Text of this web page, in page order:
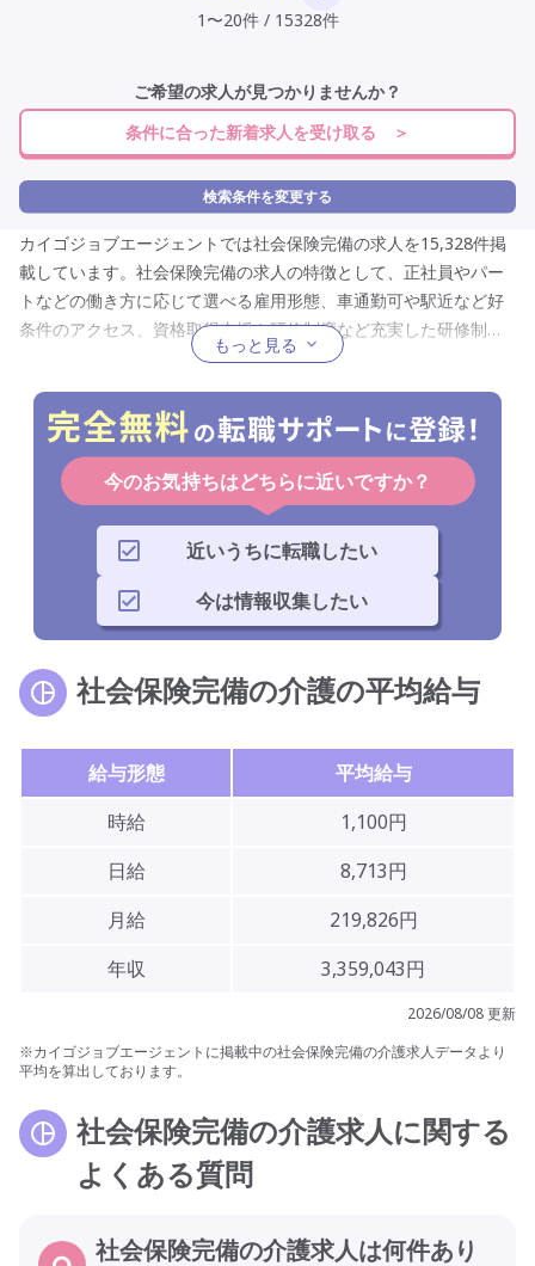
1 〜20件 / 15328件
ご希望の求人が見つかりませんか？
条件に合った新着求人を受け取る ＞
検索条件を変更する
カイゴジョブエージェントでは社会保険完備の求人を15,328件掲
載しています。社会保険完備の求人の特徴として、正社員やパー
トなどの働き方に応じて選べる雇用形態、車通勤可や駅近など好
条件のアクセス、資格取得支援や研修制度など充実した研修制
度、介護福祉士や初任者研修などの所有者を対象にした資格を限
定したもの、介護職員や看護助手など幅広く選べる職種、訪問介
護や放課後等デイサービスなど幅広く選べるサービス形態、身体
介護なしや身体介護なしなど幅広い仕事内容、夜勤専従や日勤の
みなどから選べる勤務時間、土日祝休みや夏季休暇など充実した
休日、未経験歓迎や定年なしなど誰もが応募しやすい応募要件、
条件や非常勤などの働き方に合わせた就業形態が挙げられるの
で、社会保険完備している仕事への転職を考えている人は必見で
もっと見る
今のお気持ちはどちらに近いですか？
近いうちに転職したい
今は情報収集したい
社会保険完備の介護の平均給与
給与形態
平均給与
時給
1,100円
日給
8,713円
月給
219,826円
年収
3,359,043円
2026/08/08 更新
※カイゴジョブエージェントに掲載中の社会保険完備の介護求人データより
平均を算出しております。
社会保険完備の介護求人に関する
よくある質問
社会保険完備の介護求人は何件あり